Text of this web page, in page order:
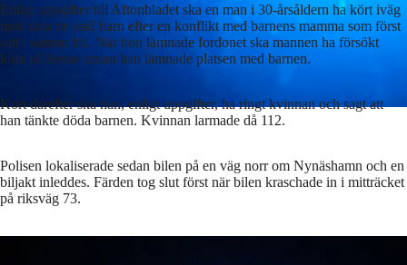
Enligt uppgifter till Aftonbladet ska en man i 30-årsåldern ha kört iväg
med sina tre små barn efter en konflikt med barnens mamma som först
satt i samma bil. När hon lämnade fordonet ska mannen ha försökt
köra på henne innan han lämnade platsen med barnen.
Kort därefter ska han, enligt uppgifter, ha ringt kvinnan och sagt att
han tänkte döda barnen. Kvinnan larmade då 112.
Polisen lokaliserade sedan bilen på en väg norr om Nynäshamn och en
biljakt inleddes. Färden tog slut först när bilen kraschade in i mitträcket
på riksväg 73.